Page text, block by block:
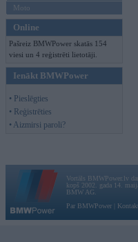
Moto
Online
Pašreiz BMWPower skatās 154
viesi un 4 reģistrēti lietotāji.
Ienākt BMWPower
• Pieslēgties
• Reģistrēties
• Aizmirsi paroli?
Vortāls BMWPower.lv
kopš 2002. gada 14.
BMW AG.
Par BMWPower